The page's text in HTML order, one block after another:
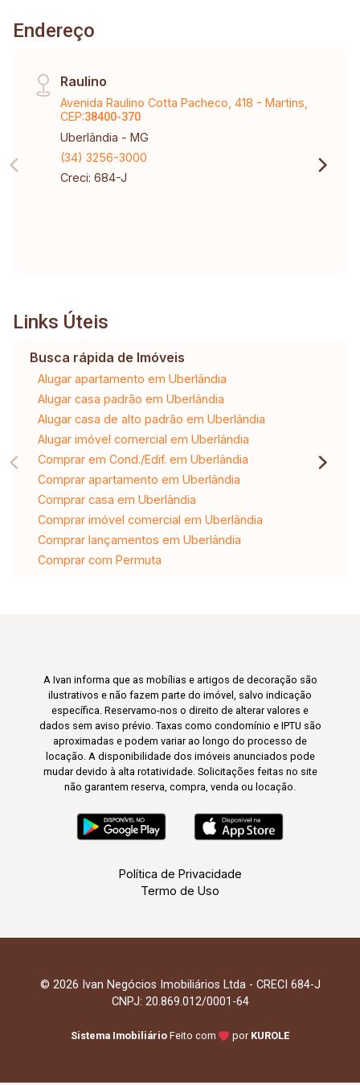
Endereço
Raulino
Avenida Raulino Cotta Pacheco, 418 - Martins,
CEP:38400-370
Uberlândia - MG
(34) 3256-3000
Creci: 684-J
Links Úteis
Busca rápida de Imóveis
Alugar apartamento em Uberlândia
Alugar casa padrão em Uberlândia
Alugar casa de alto padrão em Uberlândia
Alugar imóvel comercial em Uberlândia
Comprar em Cond./Edif. em Uberlândia
Comprar apartamento em Uberlândia
Comprar casa em Uberlândia
Comprar imóvel comercial em Uberlândia
Comprar lançamentos em Uberlândia
Comprar com Permuta
A Ivan informa que as mobílias e artigos de decoração são
ilustrativos e não fazem parte do imóvel, salvo indicação
específica. Reservamo-nos o direito de alterar valores e
dados sem aviso prévio. Taxas como condomínio e IPTU são
aproximadas e podem variar ao longo do processo de
locação. A disponibilidade dos imóveis anunciados pode
mudar devido à alta rotatividade. Solicitações feitas no site
não garantem reserva, compra, venda ou locação.
Política de Privacidade
Termo de Uso
© 2026 Ivan Negócios Imobiliários Ltda - CRECI 684-J
CNPJ: 20.869.012/0001-64
Sistema Imobiliário Feito com por KUROLE